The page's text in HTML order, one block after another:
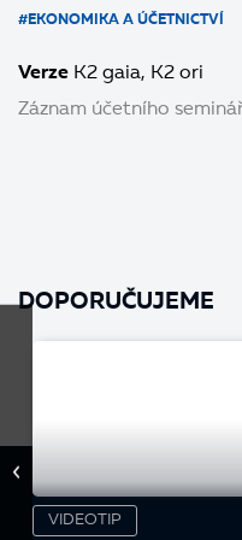
#EKONOMIKA A ÚČETNICTVÍ
Verze K2 gaia
K2 ori
Záznam účetního
DOPORUČUJEME
VIDEOTIP